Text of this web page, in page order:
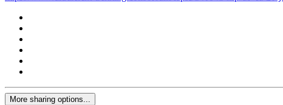
More sharing options...